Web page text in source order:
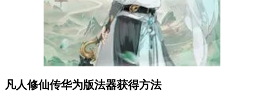
凡人修仙传华为版法器获得方法